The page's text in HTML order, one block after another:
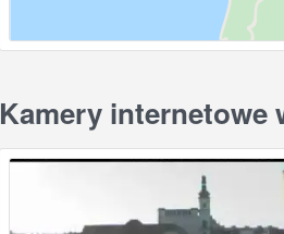
Kamery internetowe